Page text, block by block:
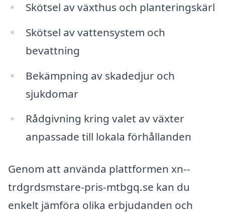
Skötsel av växthus och planteringskärl
Skötsel av vattensystem och
bevattning
Bekämpning av skadedjur och
sjukdomar
Rådgivning kring valet av växter
anpassade till lokala förhållanden
Genom att använda plattformen xn--
trdgrdsmstare-pris-mtbgq.se kan du
enkelt jämföra olika erbjudanden och